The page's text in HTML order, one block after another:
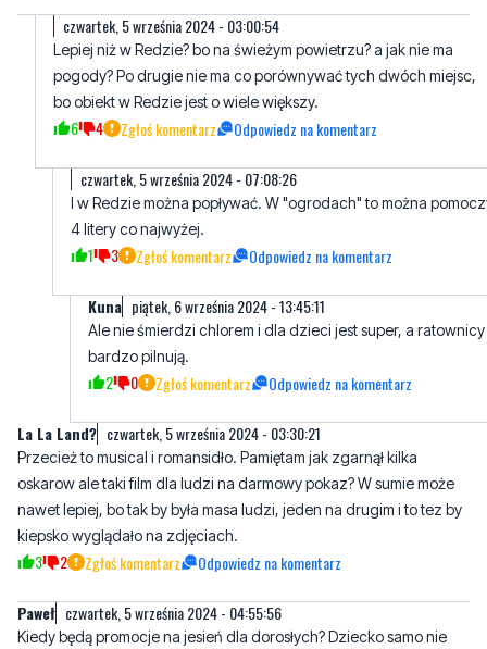
bo obiekt w Redzie jest o wiele większy.
6 4 Zgłoś komentarz Odpowiedz na komentarz
czwartek, 5 września 2024 - 07:08:26
I w Redzie można popływać. W "ogrodach" to można
1 3 Zgłoś komentarz Odpowiedz na komentarz
Kuna piątek, 6 września 2024 - 13:45:11
Ale nie śmierdzi chlorem i dla dzieci jest super, a ratownicy
2 0 Zgłoś komentarz Odpowiedz na komentarz
La La Land? czwartek, 5 września 2024 - 03:30:21
Przecież to musical i romansidło. Pamiętam jak zgarnął kilka
nawet lepiej, bo tak by była masa ludzi, jeden na drugim i to tez by
kiepsko wyglądało na zdjęciach.
3 2 Zgłoś komentarz Odpowiedz na komentarz
Paweł czwartek, 5 września 2024 - 04:55:56
Kiedy będą promocje na jesień dla dorosłych? Dziecko samo nie
bo smród...
5 4 Zgłoś komentarz Odpowiedz na komentarz